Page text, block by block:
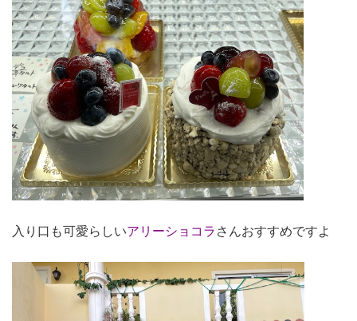
入り口も可愛らしいアリーショコラ さんおすすめですよ